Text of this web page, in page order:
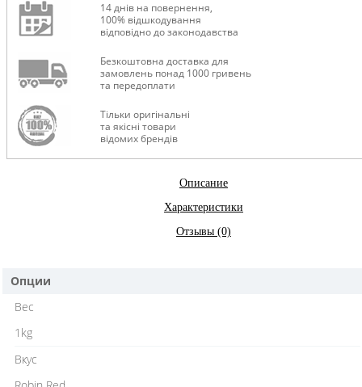
14 днів на повернення,
100% відшкодування
відповідно до законодавства
Безкоштовна доставка для
замовлень понад 1000 гривень
та передоплати
Тільки оригінальні
та якісні товари
відомих брендів
Описание
Характеристики
Отзывы (0)
Опции
Вес
1kg
Вкус